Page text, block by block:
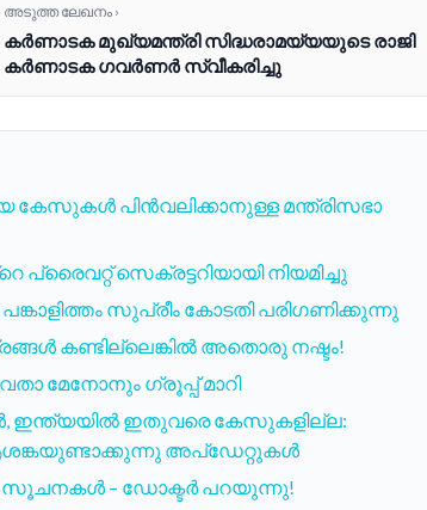
അടുത്ത ലേഖനം ›
കർണാടക മുഖ്യമന്ത്രി സിദ്ധരാമയ്യയുടെ രാജി
കർണാടക ഗവർണർ സ്വീകരിച്ചു
കേസുകൾ പിൻവലിക്കാനുള്ള മന്ത്രിസഭാ
സെക്രട്ടറിയായി നിയമിച്ചു
സുപ്രീം കോടതി പരിഗണിക്കുന്നു
കണ്ടില്ലെങ്കിൽ അതൊരു നഷ്ടം!
മേനോനും ഗ്രൂപ്പ് മാറി
ഇന്ത്യയിൽ ഇതുവരെ കേസുകളില്ല:
അപ്‌ഡേറ്റുകൾ
സൂചനകൾ – ഡോക്ടർ പറയുന്നു!